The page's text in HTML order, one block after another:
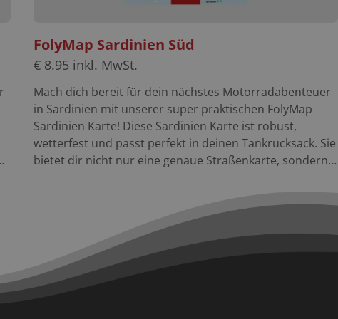
FolyMap Sardinien Süd
€ 8.95 inkl. MwSt.
Mach dich bereit für dein nächstes Motorradabenteuer
in Sardinien mit unserer super praktischen FolyMap
Sardinien Karte! Diese Sardinien Karte ist robust,
wetterfest und passt perfekt in deinen Tankrucksack. Sie
bietet dir nicht nur eine genaue Straßenkarte, sondern
Ideal für deine Entdeckungstouren durch Sardinien! Die
Features der Sardinien Karte im Überblick: foliert
strapazierfähig wetterfest Maßstab 1:250 000
Übersichtliche Kartographie Highlights der Region
Schau Dir auch gleich unsere FolyMap Sardinien Nord